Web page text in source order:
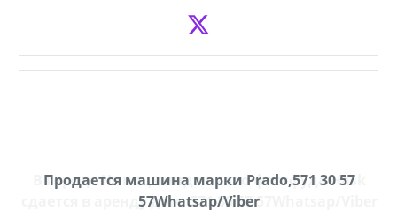
В городе Ниноцминда около фастфуда Hask
cдается в аренду дом, 571 30 57 57Whatsap/Viber
Продается машина марки Prado,571 30 57
57Whatsap/Viber